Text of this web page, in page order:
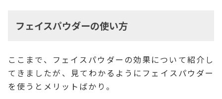
フェイスパウダーの使い方
ここまで、フェイスパウダーの効果について紹介し
てきましたが、見てわかるようにフェイスパウダー
を使うとメリットばかり。